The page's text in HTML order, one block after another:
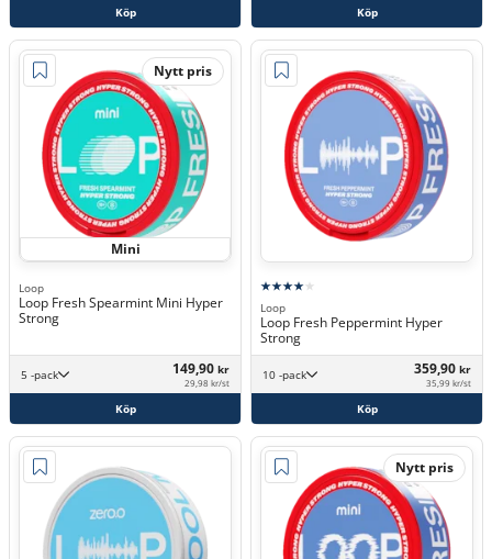
Köp Köp
Nytt pris
Mini
Loop
Loop Fresh Spearmint Mini Hyper
Strong
5 -pack 149,90 kr
29,98 kr/st
Köp
Loop
Loop Fresh Peppermint Hyper
Strong
10 -pack 359,90 kr
35,99 kr/st
Köp
Nytt pris